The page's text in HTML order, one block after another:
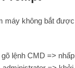
máy không bắt được
lệnh CMD => nhấp